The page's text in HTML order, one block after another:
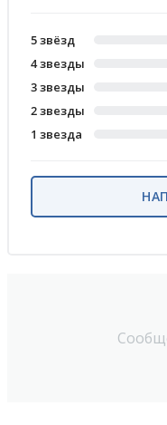
5 звёзд
4 звезды
3 звезды
2 звезды
1 звезда